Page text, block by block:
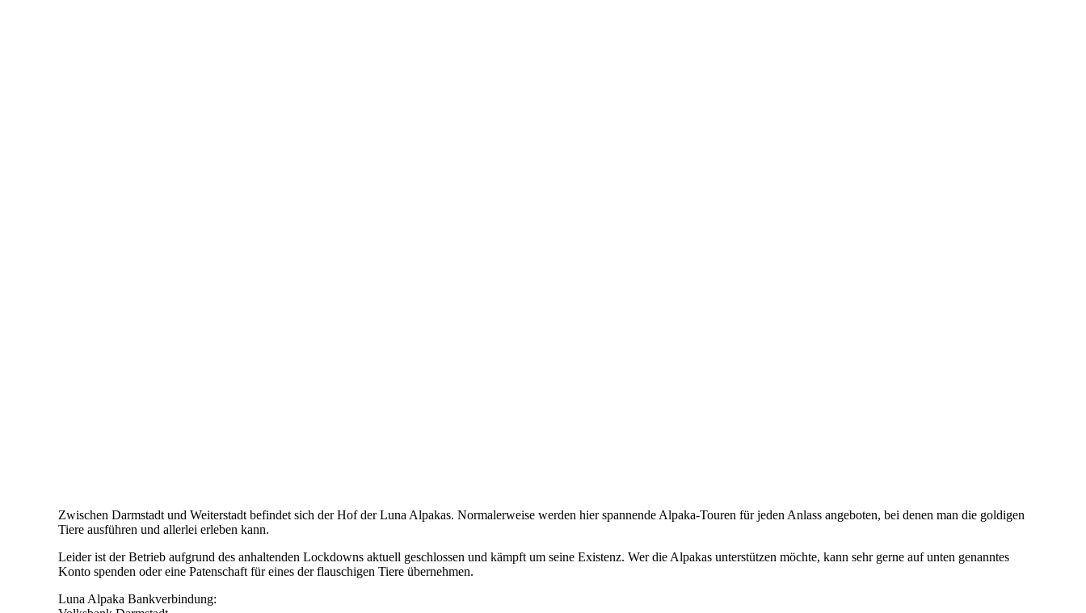
Zwischen Darmstadt und Weiterstadt befindet sich der Hof der Luna Alpakas. Normalerweise werden hier spannende Alpaka-Touren für jeden Anlass angeboten, bei denen man die goldigen
Tiere ausführen und allerlei erleben kann.
Leider ist der Betrieb aufgrund des anhaltenden Lockdowns aktuell geschlossen und kämpft um seine Existenz. Wer die Alpakas unterstützen möchte, kann sehr gerne auf unten genanntes
Konto spenden oder eine Patenschaft für eines der flauschigen Tiere übernehmen.
Luna Alpaka Bankverbindung: